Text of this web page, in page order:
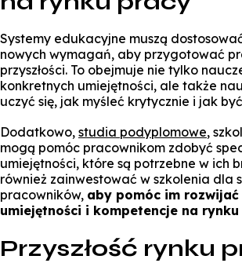
Systemy edukacyjne muszą
nowych wymagań, aby przygotować
przyszłości. To obejmuje nie tylko
konkretnych umiejętności, ale także
uczyć się, jak myśleć krytycznie i jak
Dodatkowo, studia podyplomowe,
mogą pomóc pracownikom zdobyć
umiejętności, które są potrzebne w ich
również zainwestować w szkolenia dla
pracowników, aby pomóc im
umiejętności i kompetencje na
Przyszłość rynku